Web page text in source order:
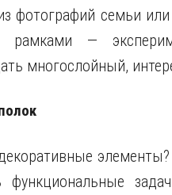
фотографий семьи или
рамками —
многослойный,